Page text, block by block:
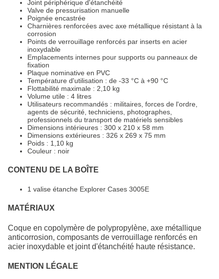
Joint périphérique d'étanchéité
Valve de pressurisation manuelle
Poignée encastrée
Charnières renforcées avec axe métallique résistant à la
corrosion
Points de verrouillage renforcés par inserts en acier
inoxydable
Emplacements internes pour supports ou panneaux de
fixation
Plaque nominative en PVC
Température d'utilisation : de -33 °C à +90 °C
Flottabilité maximale : 2,10 kg
Volume utile : 4 litres
Utilisateurs recommandés : militaires, forces de l'ordre,
agents de sécurité, techniciens, photographes,
professionnels du transport de matériels sensibles
Dimensions intérieures : 300 x 210 x 58 mm
Dimensions extérieures : 326 x 269 x 75 mm
Poids : 1,10 kg
Couleur : noir
CONTENU DE LA BOÎTE
1 valise étanche Explorer Cases 3005E
MATÉRIAUX
Coque en copolymère de polypropylène, axe métallique
anticorrosion, composants de verrouillage renforcés en
acier inoxydable et joint d'étanchéité haute résistance.
MENTION LÉGALE